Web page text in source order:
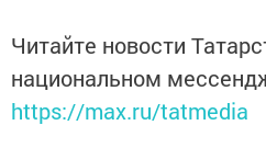
Читайте новости
национальном
https://max.ru/tatmedia